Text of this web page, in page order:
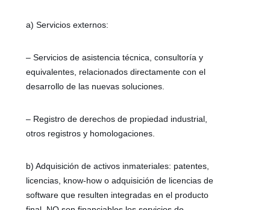
a) Servicios externos:
– Servicios de asistencia técnica, consultoría y
equivalentes, relacionados directamente con el
desarrollo de las nuevas soluciones.
– Registro de derechos de propiedad industrial,
otros registros y homologaciones.
b) Adquisición de activos inmateriales: patentes,
licencias, know-how o adquisición de licencias de
software que resulten integradas en el producto